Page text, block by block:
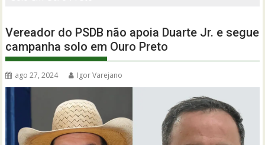
Vereador do PSDB não apoia Duarte Jr. e segue
campanha solo em Ouro Preto
ago 27, 2024 Igor Varejano